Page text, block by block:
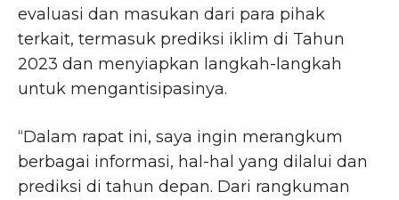
evaluasi dan masukan dari para pihak
terkait, termasuk prediksi iklim di Tahun
2023 dan menyiapkan langkah-langkah
untuk mengantisipasinya.
“Dalam rapat ini, saya ingin merangkum
berbagai informasi, hal-hal yang dilalui dan
prediksi di tahun depan. Dari rangkuman